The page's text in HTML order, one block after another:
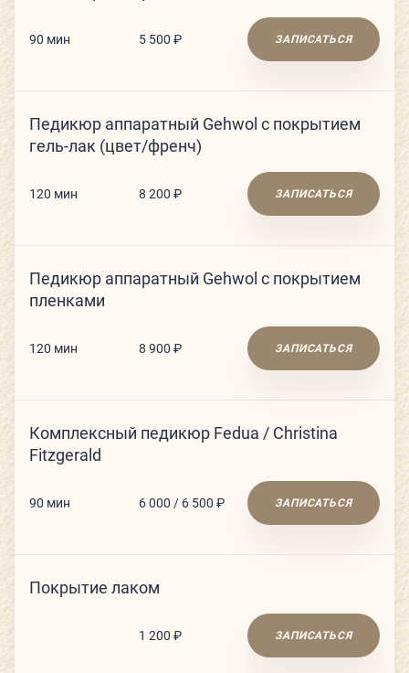
СЬЮТЫ И ПАРЕНИЯ
КАФЕ
ДЕТСКИЙ КЛУБ
КЛУБНЫЕ КАРТЫ
РАСПИСАНИЕ
КАК ПРОЙТИ
ВЕЛНЕС-ПОДАРКИ
90 мин 5 500 ₽ ЗАПИСАТЬСЯ
Педикюр аппаратный Gehwol с покрытием
гель-лак (цвет/френч)
120 мин 8 200 ₽ ЗАПИСАТЬСЯ
Педикюр аппаратный Gehwol с покрытием
пленками
120 мин 8 900 ₽ ЗАПИСАТЬСЯ
Комплексный педикюр Fedua / Christina
Fitzgerald
90 мин 6 000 / 6 500 ₽ ЗАПИСАТЬСЯ
Покрытие лаком
1 200 ₽ ЗАПИСАТЬСЯ